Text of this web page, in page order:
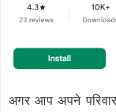
अगर आप अपने